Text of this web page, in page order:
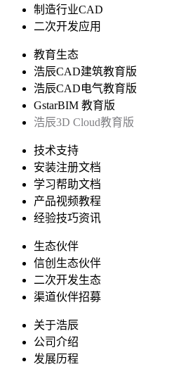
制造行业CAD
二次开发应用
教育生态
浩辰CAD建筑教育版
浩辰CAD电气教育版
GstarBIM 教育版
浩辰3D Cloud教育版
技术支持
安装注册文档
学习帮助文档
产品视频教程
经验技巧资讯
生态伙伴
信创生态伙伴
二次开发生态
渠道伙伴招募
关于浩辰
公司介绍
发展历程